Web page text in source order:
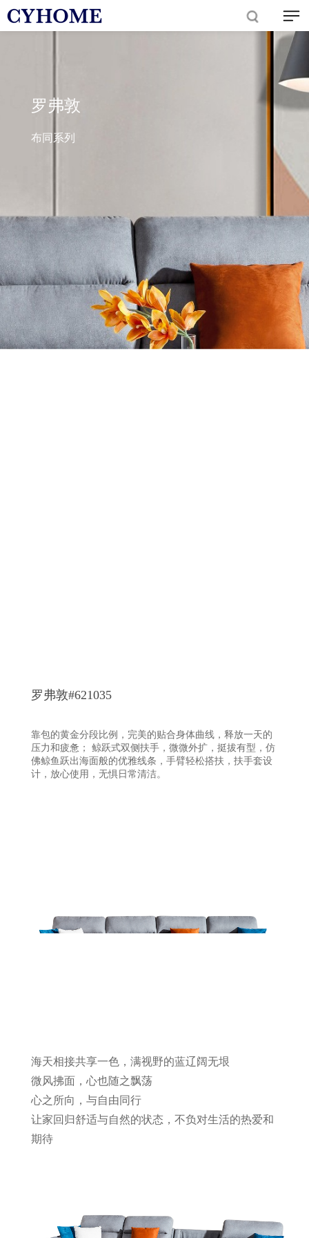
罗弗敦
布同系列
罗弗敦#621035
靠包的黄金分段比例，完美的贴合身体曲线，释放一天的
压力和疲惫； 鲸跃式双侧扶手，微微外扩，挺拔有型，仿
佛鲸鱼跃出海面般的优雅线条，手臂轻松搭扶，扶手套设
计，放心使用，无惧日常清洁。
海天相接共享一色，满视野的蓝辽阔无垠
微风拂面，心也随之飘荡
心之所向，与自由同行
让家回归舒适与自然的状态，不负对生活的热爱和
期待